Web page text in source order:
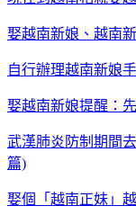
娶越南新娘、越南
自行辦理越南新娘
娶越南新娘提醒：
武漢肺炎防制期間
篇)
娶個「越南正妹」